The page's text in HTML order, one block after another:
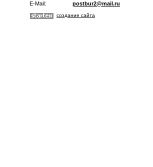
E-Mail: postbur2@mail.ru
создание сайта